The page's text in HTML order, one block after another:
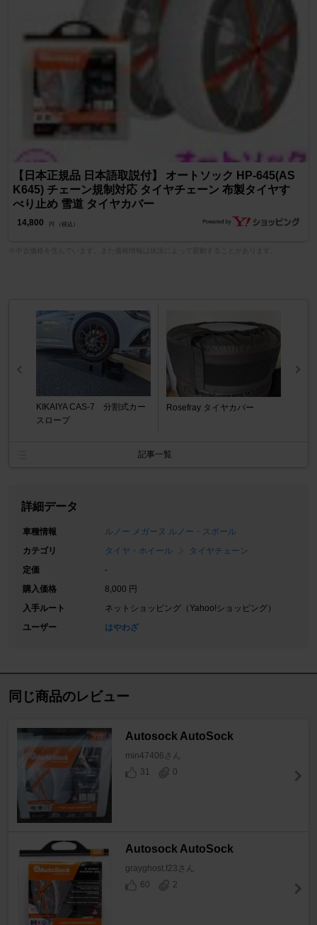
【日本正規品 日本語取説付】 オートソック HP-645(AS
K645) チェーン規制対応 タイヤチェーン 布製タイヤす
べり止め 雪道 タイヤカバー
14,800 円 （税込）
KIKAIYA CAS-7 分割式カー
スロープ
Rosefray タイヤカバー
記事一覧
詳細データ
車種情報
ルノー メガーヌ ルノー・スポール
カテゴリ
タイヤ・ホイール
タイヤチェーン
定価
-
購入価格
8,000 円
入手ルート
ネットショッピング（Yahoo!ショッピング）
ユーザー
はやわざ
同じ商品のレビュー
Autosock AutoSock
min47406さん
31
0
Autosock AutoSock
grayghost.f23さん
60
2